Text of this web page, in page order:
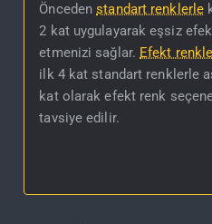
Öncedenstandart renklerle
2 kat uygulayarak eşsiz
etmenizi sağlar. Efekt
ilk 4 kat standart renklerle
kat olarak efekt renk
tavsiye edilir.